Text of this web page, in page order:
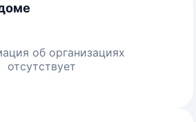
об организациях
отсутствует